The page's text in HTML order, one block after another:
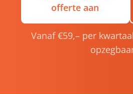
offerte aan
Vanaf €59,– per